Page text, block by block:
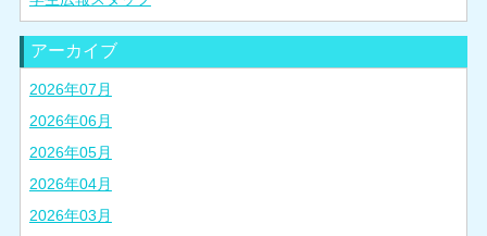
アーカイブ
2026年07月
2026年06月
2026年05月
2026年04月
2026年03月